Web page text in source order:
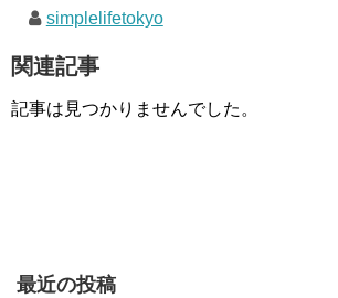
simplelifetokyo
関連記事
記事は見つかりませんでした。
最近の投稿